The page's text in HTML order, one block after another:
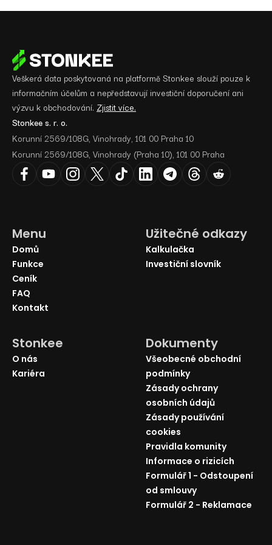
Veškerá data poskytovaná na platformě Stonkee slouží pouze k
informačním účelům a nepředstavují investiční doporučení ani
výzvu k obchodování. Zjistit více.
Stonkee s. r. o.
Korunní 2569/108G, Vinohrady, 101 00 Praha 10
Korunní 2569/108G, Vinohrady (Praha 10), 101 00 Praha
Menu
Domů
Funkce
Ceník
FAQ
Kontakt
Užitečné odkazy
Kalkulačka
Investiční slovník
Stonkee
O nás
Kariéra
Dokumenty
Všeobecné obchodní
podmínky
Zásady ochrany
osobních údajů
Zásady používání
cookies
Pravidla komunity
Informace o rizicích
Formulář 1 - Odstoupení
od smlouvy
Formulář 2 - Reklamace